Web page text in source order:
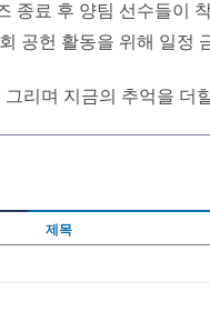
종료 후 양팀 선수들이
공헌 활동을 위해 일정
그리며 지금의 추억을 더
제목